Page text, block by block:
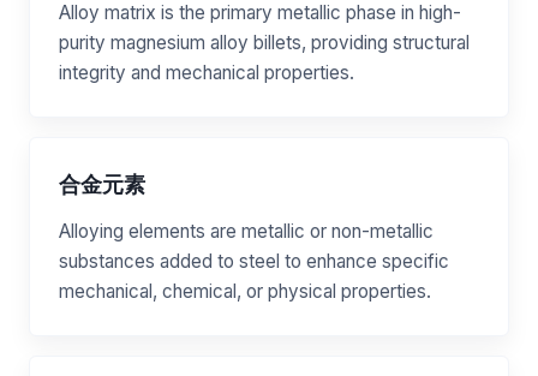
Alloy matrix is the primary metallic phase in high-
purity magnesium alloy billets, providing structural
integrity and mechanical properties.
合金元素
Alloying elements are metallic or non-metallic
substances added to steel to enhance specific
mechanical, chemical, or physical properties.